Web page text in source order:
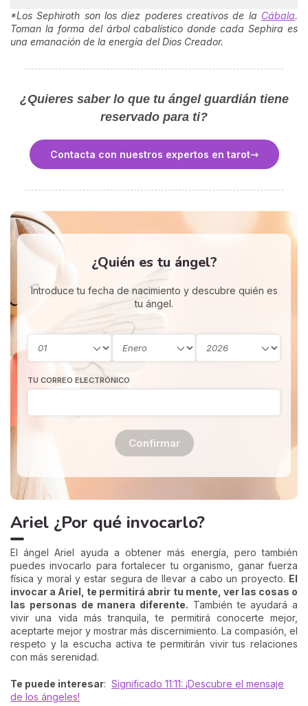
*Los Sephiroth son los diez poderes creativos de la Cábala.
Toman la forma del árbol cabalístico donde cada Sephira es
una emanación de la energía del Dios Creador.
¿Quieres saber lo que tu ángel guardián tiene
reservado para ti?
Contacta con nuestros expertos en tarot
¿Quién es tu ángel?
Introduce tu fecha de nacimiento y descubre quién es
tu ángel.
TU CORREO ELECTRÓNICO
Confirmar
Ariel ¿Por qué invocarlo?
El ángel Ariel ayuda a obtener más energía, pero también
puedes invocarlo para fortalecer tu organismo, ganar fuerza
física y moral y estar segura de llevar a cabo un proyecto. El
invocar a Ariel, te permitirá abrir tu mente, ver las cosas o
las personas de manera diferente. También te ayudará a
vivir una vida más tranquila, te permitirá conocerte mejor,
aceptarte mejor y mostrar más discernimiento. La compasión, el
respeto y la escucha activa te permitirán vivir tus relaciones
con más serenidad.
Te puede interesar: Significado 11:11: ¡Descubre el mensaje
de los ángeles!